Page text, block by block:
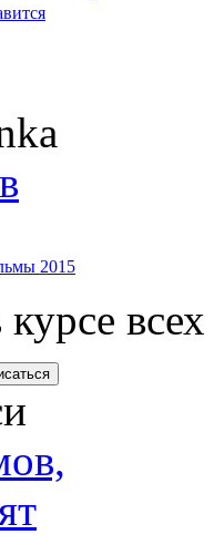
2015